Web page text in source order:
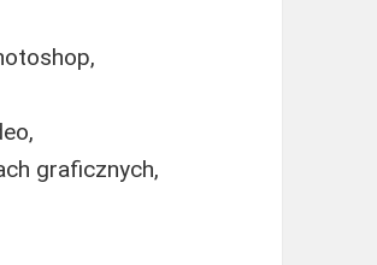
graficznych,